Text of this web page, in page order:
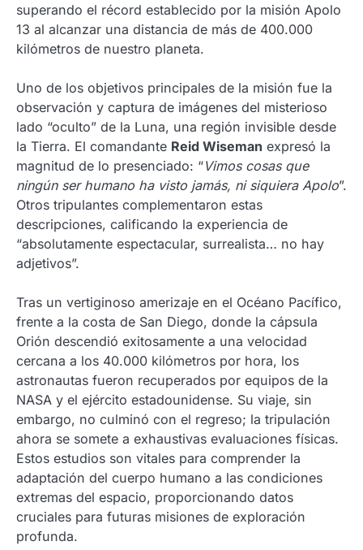
superando el récord establecido por la misión Apolo
13 al alcanzar una distancia de más de 400.000
kilómetros de nuestro planeta.
Uno de los objetivos principales de la misión fue la
observación y captura de imágenes del misterioso
lado “oculto” de la Luna, una región invisible desde
la Tierra. El comandante Reid Wiseman expresó la
magnitud de lo presenciado: “Vimos cosas que
ningún ser humano ha visto jamás, ni siquiera Apolo”.
Otros tripulantes complementaron estas
descripciones, calificando la experiencia de
“absolutamente espectacular, surrealista… no hay
adjetivos”.
Tras un vertiginoso amerizaje en el Océano Pacífico,
frente a la costa de San Diego, donde la cápsula
Orión descendió exitosamente a una velocidad
cercana a los 40.000 kilómetros por hora, los
astronautas fueron recuperados por equipos de la
NASA y el ejército estadounidense. Su viaje, sin
embargo, no culminó con el regreso; la tripulación
ahora se somete a exhaustivas evaluaciones físicas.
Estos estudios son vitales para comprender la
adaptación del cuerpo humano a las condiciones
extremas del espacio, proporcionando datos
cruciales para futuras misiones de exploración
profunda.